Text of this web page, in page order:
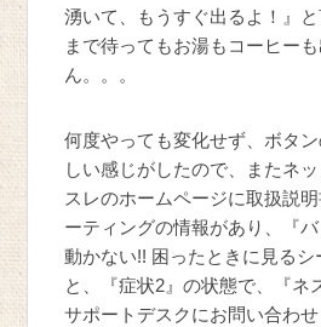
湧いて、もうすぐ出るよ！』
まで待ってもお湯もコーヒー
ん。。。
何度やっても変化せず、ボタ
しい感じがしたので、またネ
スレのホームページに取扱説
ーティングの情報があり、『
動かない!! 困ったときに見るシ
と、『症状2』の状態で、『
サポートデスクにお問い合わ